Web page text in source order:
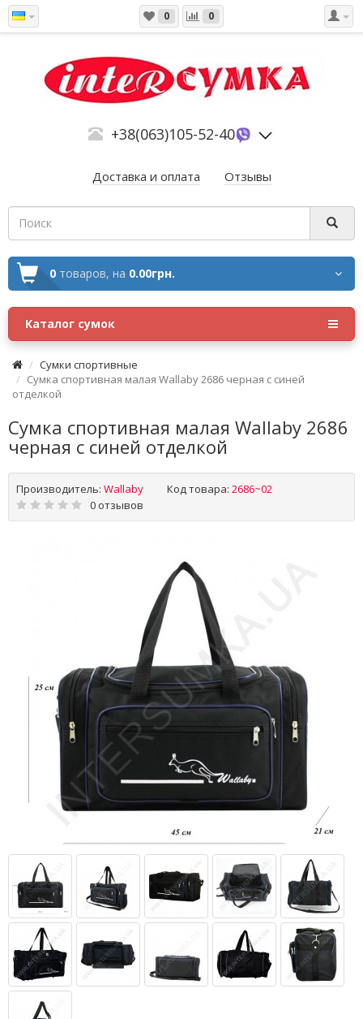
0 0
+38(063)105-52-40
Доставка и оплата Отзывы
0 товаров, на 0.00грн.
Каталог сумок
Сумки спортивные
Сумка спортивная малая Wallaby 2686 черная с синей
отделкой
Сумка спортивная малая Wallaby 2686
черная с синей отделкой
Производитель: Wallaby Код товара: 2686~02
0 отзывов